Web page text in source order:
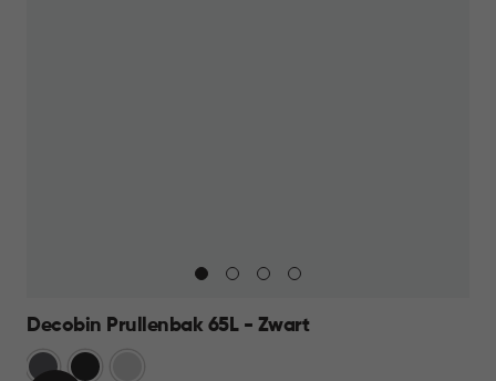
Decobin Prullenbak 65L - Zwart
Grijs Zwart